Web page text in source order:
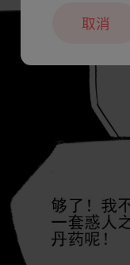
取消